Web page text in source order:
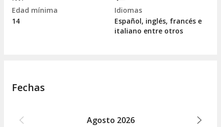
Edad mínima
14
Idiomas
Español, inglés, francés e
italiano entre otros
Fechas
Agosto 2026